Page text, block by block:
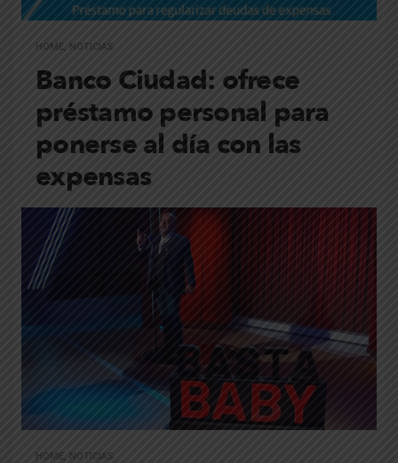
HOME, NOTICIAS
Banco Ciudad: ofrece
préstamo personal para
ponerse al día con las
expensas
HOME, NOTICIAS